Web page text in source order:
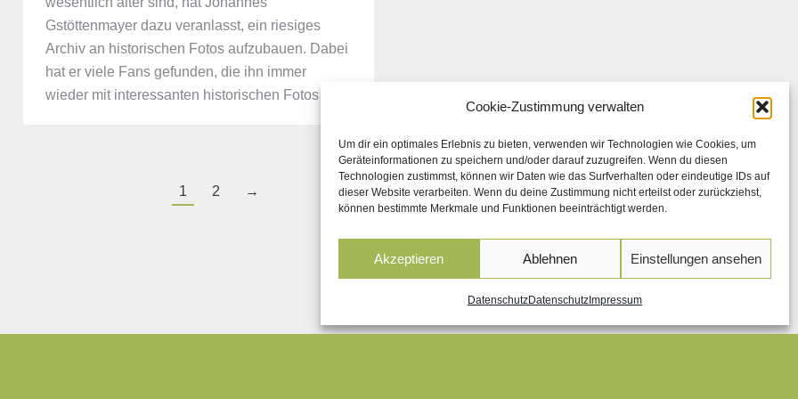
Cookie-Zustimmung verwalten
Um dir ein optimales Erlebnis zu bieten, verwenden wir Technologien wie Cookies, um
Geräteinformationen zu speichern und/oder darauf zuzugreifen. Wenn du diesen
Technologien zustimmst, können wir Daten wie das Surfverhalten oder eindeutige IDs auf
dieser Website verarbeiten. Wenn du deine Zustimmung nicht erteilst oder zurückziehst,
können bestimmte Merkmale und Funktionen beeinträchtigt werden.
Akzeptieren Ablehnen Einstellungen ansehen
DatenschutzDatenschutzImpressum
Gstöttenmayer dazu veranlasst, ein riesiges
Archiv an historischen Fotos aufzubauen. Dabei
hat er viele Fans gefunden, die ihn immer
wieder mit interessanten historischen Fotos…
1 2 →
Impressum